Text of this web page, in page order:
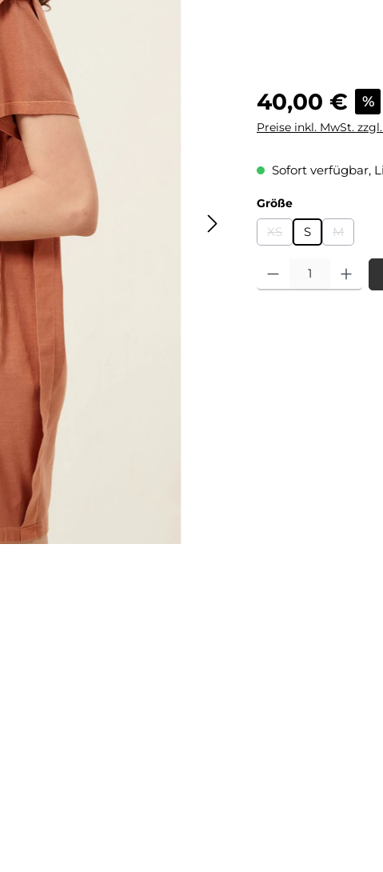
Verkaufspreis:
40,00 € %
Preise inkl. MwSt.
Sofort verfügbar,
Größeauswählen
XS
(Diese Option ist
S M
(Diese
Produkt Anzahl: Gib